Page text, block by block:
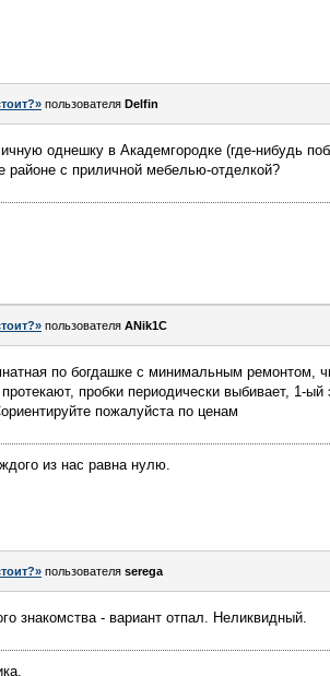
пользователя Delfin
однешку в Академгородке (где-нибудь
районе с приличной мебелью-отделкой?
пользователя ANik1C
по богдашке с минимальным ремонтом,
пробки периодически выбивает, 1-ый
пожалуйста по ценам
из нас равна нулю.
пользователя serega
знакомства - вариант отпал. Неликвидный.